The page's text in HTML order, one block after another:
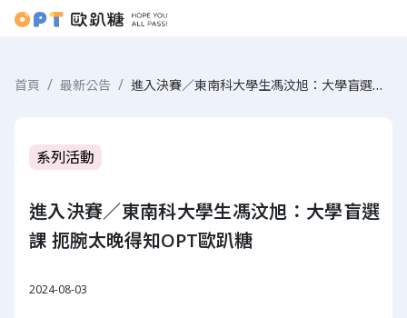
首頁 最新公告 進入決賽／東南科大學生馮汶旭：大學盲選課 扼腕太晚得知OPT歐趴糖
系列活動
進入決賽／東南科大學生馮汶旭：大學盲選
課 扼腕太晚得知OPT歐趴糖
2024-08-03